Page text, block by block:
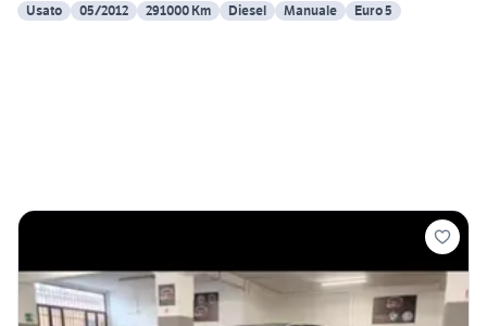
Usato
05/2012 291000 Km Diesel Manuale Euro 5